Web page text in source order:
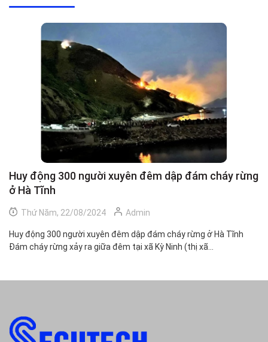
Huy động 300 người xuyên đêm dập đám cháy rừng
ở Hà Tĩnh
Thứ Năm, 22/08/2024 Admin
Huy động 300 người xuyên đêm dập đám cháy rừng ở Hà Tĩnh
Đám cháy rừng xảy ra giữa đêm tại xã Kỳ Ninh (thị xã...